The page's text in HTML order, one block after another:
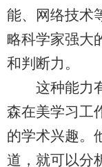
能、网络技术
略科学家强大
和判断力。
这种能力有
森在美学习工
的学术兴趣。
道，就可以分